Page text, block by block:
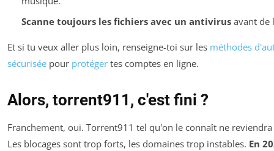
Scanne toujours les fichiers avec un antivirusavant de
Et si tu veux aller plus loin, renseigne-toi sur les méthodes
sécurisée pour protéger tes comptes en ligne.
Alors, torrent911, c'est fini ?
Franchement, oui. Torrent911 tel qu'on le connaît ne
Les blocages sont trop forts, les domaines trop instables. En